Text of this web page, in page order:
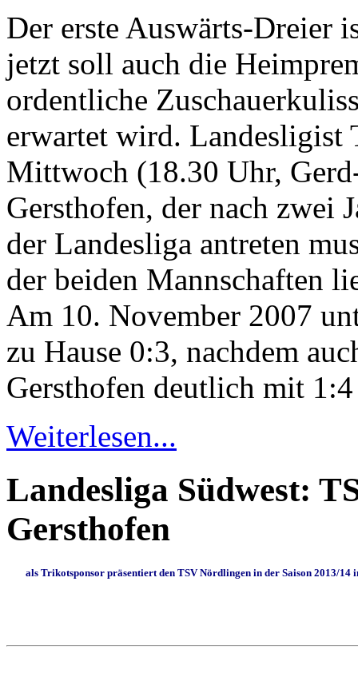
Der erste Auswärts-Dreier
jetzt soll auch die
ordentliche
erwartet wird. Landesligist
Mittwoch (18.30 Uhr,
Gersthofen, der nach zwei
der Landesliga antreten
der beiden Mannschaften
Am 10. November 2007
zu Hause 0:3, nachdem
Gersthofen deutlich mit
Weiterlesen...
Landesliga Südwest:
Gersthofen
als Trikotsponsor präsentiert den TSV Nördlingen in der Saison 2013/